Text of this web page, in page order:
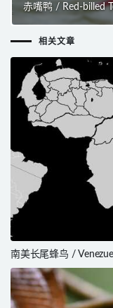
赤嘴鸭 / Red-billed
相关文章
南美长尾蜂鸟 /
/ Aglaiocercus